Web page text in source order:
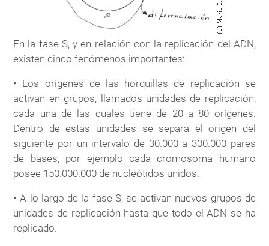
En la fase S, y en relación con la replicación del ADN,
existen cinco fenómenos importantes:
• Los orígenes de las horquillas de replicación se
activan en grupos, llamados unidades de replicación,
cada una de las cuales tiene de 20 a 80 orígenes.
Dentro de estas unidades se separa el origen del
siguiente por un intervalo de 30.000 a 300.000 pares
de bases, por ejemplo cada cromosoma humano
posee 150.000.000 de nucleótidos unidos.
• A lo largo de la fase S, se activan nuevos grupos de
unidades de replicación hasta que todo el ADN se ha
replicado.